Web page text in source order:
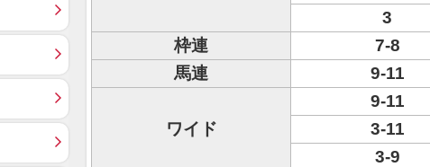
3
枠連
7-8
馬連
9-11
ワイド
9-11
3-11
3-9